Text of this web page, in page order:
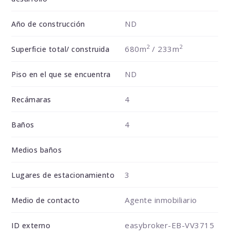
Año de construcción ND
Superficie total/ construida 680m2/ 233m2
Piso en el que se encuentra ND
Recámaras 4
Baños 4
Medios baños
Lugares de estacionamiento 3
Medio de contacto Agente inmobiliario
ID externo easybroker-EB-VV3715